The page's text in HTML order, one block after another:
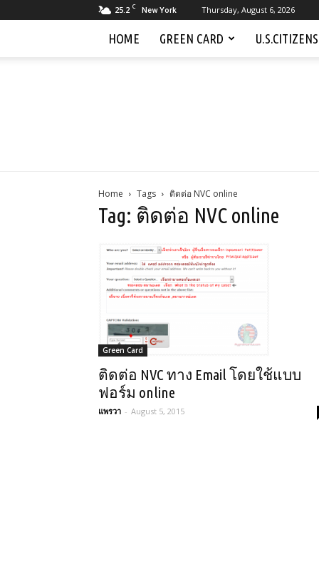
25.2 C New York Thursday, August 6, 2026
HOME GREEN CARD
Home Tags ติดต่อ NVC online
Tag: ติดต่อ NVC online
Green Card
ติดต่อ NVC ทาง Email โดยใช้แบบ
ฟอร์ม online
แพรวา - August 5, 2015